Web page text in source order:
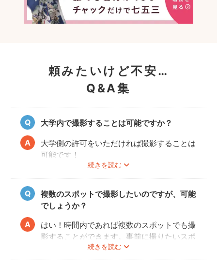
頼みたいけど不安…
Q&A集
大学内で撮影することは可能ですか？
続きを読む
大学側の許可をいただければ撮影することは
可能です！
事前にユーザーご自身で必ず大学に撮影可否
のご確認をお願いいたします。
撮影許可の取り方はこちら
複数のスポットで撮影したいのですが、可能
でしょうか？
続きを読む
はい！時間内であれば複数のスポットでも撮
影することができます。事前に撮りたいスポ
ットや時間配分についてフォトグラファーと
相談しておくと当日スムースに撮影できるの